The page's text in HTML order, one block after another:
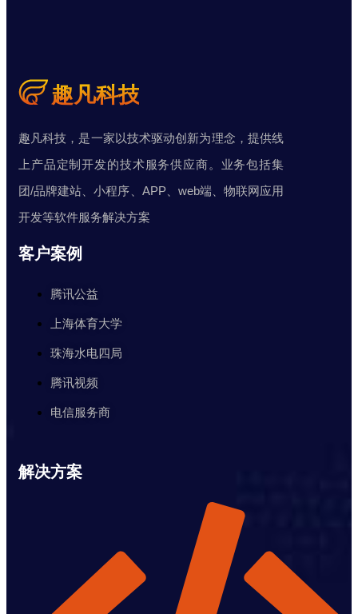
趣凡科技，是一家以技术驱动创新为理念，提供线
上产品定制开发的技术服务供应商。业务包括集
团/品牌建站、小程序、APP、web端、物联网应用
开发等软件服务解决方案
客户案例
腾讯公益
上海体育大学
珠海水电四局
腾讯视频
电信服务商
解决方案